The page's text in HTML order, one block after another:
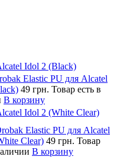
Idol 2 (Black)
Elastic PU для Alcatel
49 грн. Товар есть в
В корзину
Idol 2 (White Clear)
Elastic PU для Alcatel
Clear) 49 грн. Товар
В корзину